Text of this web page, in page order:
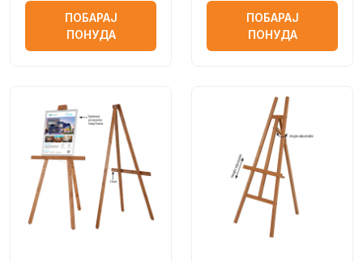
ПОБАРАЈ
ПОНУДА
ПОБАРАЈ
ПОНУДА